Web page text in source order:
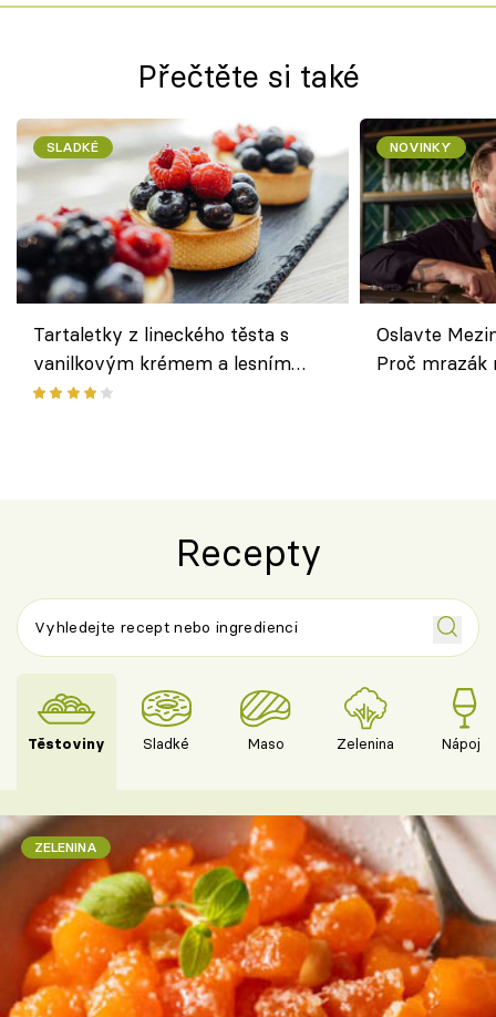
Přečtěte si také
SLADKÉ
Tartaletky z lineckého těsta s
vanilkovým krémem a lesním
ovocem podle Bread Society
NOVINKY
Oslavte
Proč
Recepty
Těstoviny Sladké Maso Zelenina Nápoje
ZELENINA